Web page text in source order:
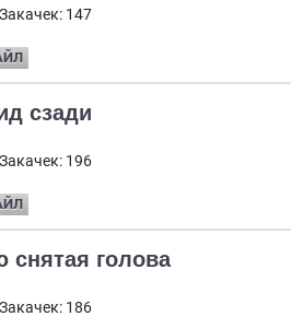
Закачек: 147
сзади
Закачек: 196
снятая голова
Закачек: 186